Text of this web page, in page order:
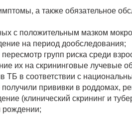
а также обязательное
с положительным мазком
на период дообследования;
групп риска среди
их на скрининговые лучевые
ТБ в соответствии с
прививки в роддомах,
(клинический скрининг и
рождении;